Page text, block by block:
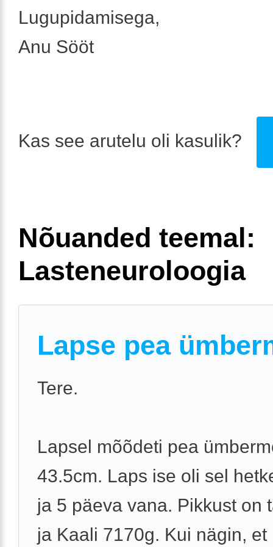
Lugupidamisega,
Anu Sööt
Kas see arutelu oli kasulik?
Nõuanded teemal:
Lasteneuroloogia
Lapse pea
Tere.
Lapsel mõõdeti pea
43.5cm. Laps ise oli sel
ja 5 päeva vana. Pikkust on
ja Kaali 7170g. Kui nägin, et